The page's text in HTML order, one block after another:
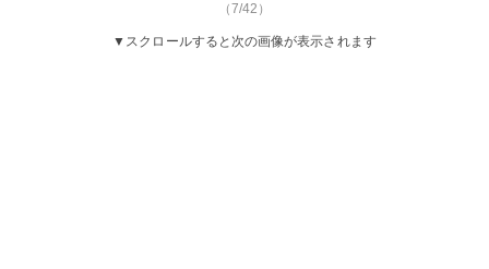
（7/42）
▼スクロールすると次の画像が表示されます